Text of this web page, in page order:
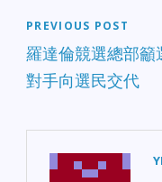
PREVIOUS POST
羅達倫競選總部籲
對手向選民交代